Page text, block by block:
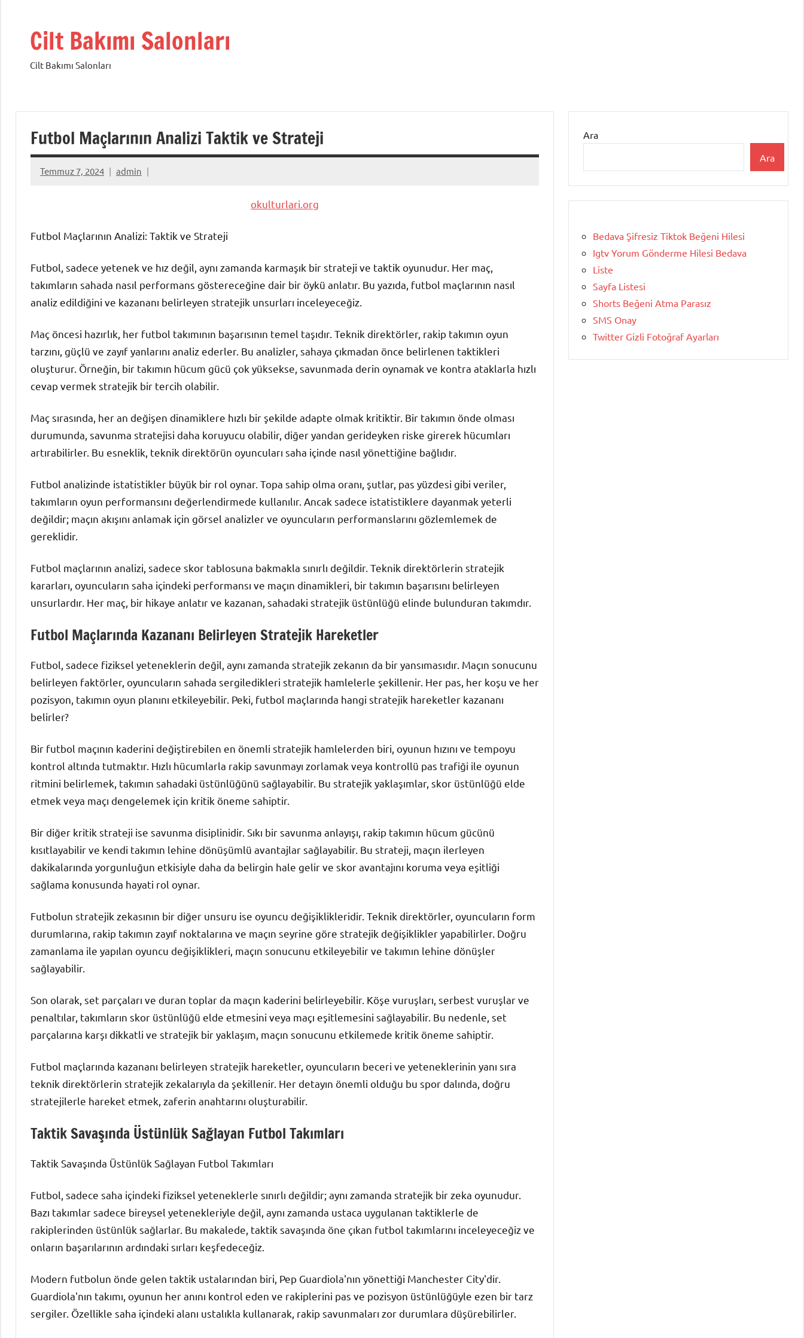
Cilt Bakımı Salonları
Cilt Bakımı Salonları
Futbol Maçlarının Analizi Taktik ve Strateji
Temmuz 7, 2024 admin
okulturlari.org
Futbol Maçlarının Analizi: Taktik ve Strateji
Futbol, sadece yetenek ve hız değil, aynı zamanda karmaşık bir strateji ve taktik oyunudur. Her maç,
takımların sahada nasıl performans göstereceğine dair bir öykü anlatır. Bu yazıda, futbol maçlarının nasıl
analiz edildiğini ve kazananı belirleyen stratejik unsurları inceleyeceğiz.
Maç öncesi hazırlık, her futbol takımının başarısının temel taşıdır. Teknik direktörler, rakip takımın oyun
tarzını, güçlü ve zayıf yanlarını analiz ederler. Bu analizler, sahaya çıkmadan önce belirlenen taktikleri
oluşturur. Örneğin, bir takımın hücum gücü çok yüksekse, savunmada derin oynamak ve kontra ataklarla hızlı
cevap vermek stratejik bir tercih olabilir.
Maç sırasında, her an değişen dinamiklere hızlı bir şekilde adapte olmak kritiktir. Bir takımın önde olması
durumunda, savunma stratejisi daha koruyucu olabilir, diğer yandan gerideyken riske girerek hücumları
artırabilirler. Bu esneklik, teknik direktörün oyuncuları saha içinde nasıl yönettiğine bağlıdır.
Futbol analizinde istatistikler büyük bir rol oynar. Topa sahip olma oranı, şutlar, pas yüzdesi gibi veriler,
takımların oyun performansını değerlendirmede kullanılır. Ancak sadece istatistiklere dayanmak yeterli
değildir; maçın akışını anlamak için görsel analizler ve oyuncuların performanslarını gözlemlemek de
gereklidir.
Futbol maçlarının analizi, sadece skor tablosuna bakmakla sınırlı değildir. Teknik direktörlerin stratejik
kararları, oyuncuların saha içindeki performansı ve maçın dinamikleri, bir takımın başarısını belirleyen
unsurlardır. Her maç, bir hikaye anlatır ve kazanan, sahadaki stratejik üstünlüğü elinde bulunduran takımdır.
Futbol Maçlarında Kazananı Belirleyen Stratejik Hareketler
Futbol, sadece fiziksel yeteneklerin değil, aynı zamanda stratejik zekanın da bir yansımasıdır. Maçın sonucunu
belirleyen faktörler, oyuncuların sahada sergiledikleri stratejik hamlelerle şekillenir. Her pas, her koşu ve her
pozisyon, takımın oyun planını etkileyebilir. Peki, futbol maçlarında hangi stratejik hareketler kazananı
belirler?
Bir futbol maçının kaderini değiştirebilen en önemli stratejik hamlelerden biri, oyunun hızını ve tempoyu
kontrol altında tutmaktır. Hızlı hücumlarla rakip savunmayı zorlamak veya kontrollü pas trafiği ile oyunun
ritmini belirlemek, takımın sahadaki üstünlüğünü sağlayabilir. Bu stratejik yaklaşımlar, skor üstünlüğü elde
etmek veya maçı dengelemek için kritik öneme sahiptir.
Bir diğer kritik strateji ise savunma disiplinidir. Sıkı bir savunma anlayışı, rakip takımın hücum gücünü
kısıtlayabilir ve kendi takımın lehine dönüşümlü avantajlar sağlayabilir. Bu strateji, maçın ilerleyen
dakikalarında yorgunluğun etkisiyle daha da belirgin hale gelir ve skor avantajını koruma veya eşitliği
sağlama konusunda hayati rol oynar.
Futbolun stratejik zekasının bir diğer unsuru ise oyuncu değişiklikleridir. Teknik direktörler, oyuncuların form
durumlarına, rakip takımın zayıf noktalarına ve maçın seyrine göre stratejik değişiklikler yapabilirler. Doğru
zamanlama ile yapılan oyuncu değişiklikleri, maçın sonucunu etkileyebilir ve takımın lehine dönüşler
sağlayabilir.
Son olarak, set parçaları ve duran toplar da maçın kaderini belirleyebilir. Köşe vuruşları, serbest vuruşlar ve
penaltılar, takımların skor üstünlüğü elde etmesini veya maçı eşitlemesini sağlayabilir. Bu nedenle, set
parçalarına karşı dikkatli ve stratejik bir yaklaşım, maçın sonucunu etkilemede kritik öneme sahiptir.
Futbol maçlarında kazananı belirleyen stratejik hareketler, oyuncuların beceri ve yeteneklerinin yanı sıra
teknik direktörlerin stratejik zekalarıyla da şekillenir. Her detayın önemli olduğu bu spor dalında, doğru
stratejilerle hareket etmek, zaferin anahtarını oluşturabilir.
Taktik Savaşında Üstünlük Sağlayan Futbol Takımları
Taktik Savaşında Üstünlük Sağlayan Futbol Takımları
Futbol, sadece saha içindeki fiziksel yeteneklerle sınırlı değildir; aynı zamanda stratejik bir zeka oyunudur.
Bazı takımlar sadece bireysel yetenekleriyle değil, aynı zamanda ustaca uygulanan taktiklerle de
rakiplerinden üstünlük sağlarlar. Bu makalede, taktik savaşında öne çıkan futbol takımlarını inceleyeceğiz ve
onların başarılarının ardındaki sırları keşfedeceğiz.
Modern futbolun önde gelen taktik ustalarından biri, Pep Guardiola'nın yönettiği Manchester City'dir.
Guardiola'nın takımı, oyunun her anını kontrol eden ve rakiplerini pas ve pozisyon üstünlüğüyle ezen bir tarz
sergiler. Özellikle saha içindeki alanı ustalıkla kullanarak, rakip savunmaları zor durumlara düşürebilirler.
Ara
Ara
Bedava Şifresiz Tiktok Beğeni Hilesi
Igtv Yorum Gönderme Hilesi Bedava
Liste
Sayfa Listesi
Shorts Beğeni Atma Parasız
SMS Onay
Twitter Gizli Fotoğraf Ayarları